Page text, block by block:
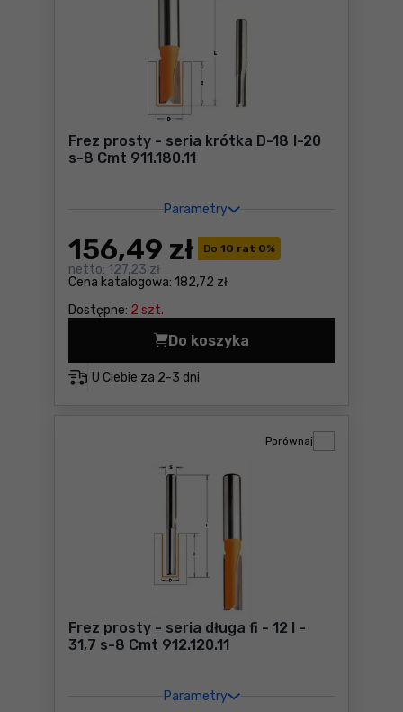
Frez prosty - seria krótka D-18 I-20
s-8 Cmt 911.180.11
Parametry
Do 10 rat 0%
Cena katalogowa: 182,72 zł
156,49 zł
netto: 127,23 zł
Dostępne: 2 szt.
U Ciebie za 2-3 dni
Do koszyka
Frez prosty - seria długa fi - 12 I -
31,7 s-8 Cmt 912.120.11
Parametry
Porównaj